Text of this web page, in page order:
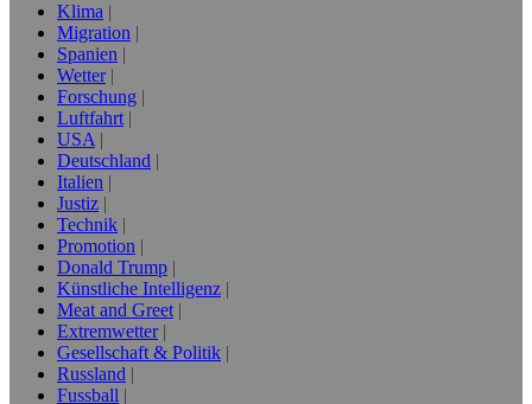
Klima
Migration
Spanien
Wetter
Forschung
Luftfahrt
USA
Deutschland
Italien
Justiz
Technik
Promotion
Donald Trump
Künstliche Intelligenz
Meat and Greet
Extremwetter
Gesellschaft & Politik
Russland
Fussball